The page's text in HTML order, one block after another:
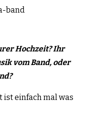
Hochzeit? Ihr
vom Band, oder
ist einfach mal was